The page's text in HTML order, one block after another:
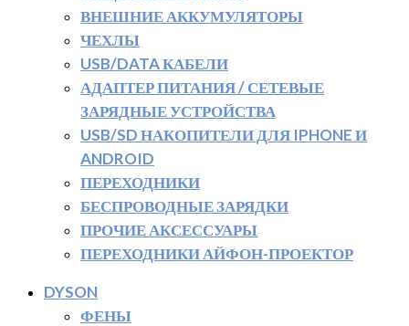
ВНЕШНИЕ АККУМУЛЯТОРЫ
ЧЕХЛЫ
USB/DATA КАБЕЛИ
АДАПТЕР ПИТАНИЯ / СЕТЕВЫЕ
ЗАРЯДНЫЕ УСТРОЙСТВА
USB/SD НАКОПИТЕЛИ ДЛЯ IPHONE И
ANDROID
ПЕРЕХОДНИКИ
БЕСПРОВОДНЫЕ ЗАРЯДКИ
ПРОЧИЕ АКСЕССУАРЫ
ПЕРЕХОДНИКИ АЙФОН-ПРОЕКТОР
DYSON
ФЕНЫ